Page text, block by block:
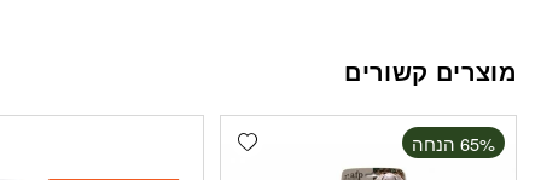
מוצרים קשורים
Add wishlist ‫65% הנחה